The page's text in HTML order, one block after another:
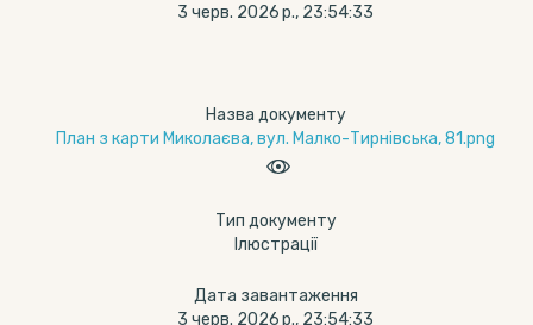
3 черв. 2026 р., 23:54:33
Назва документу
План з карти Миколаєва, вул. Малко-Тирнівська, 81.png
Тип документу
Ілюстрації
Дата завантаження
3 черв. 2026 р., 23:54:33